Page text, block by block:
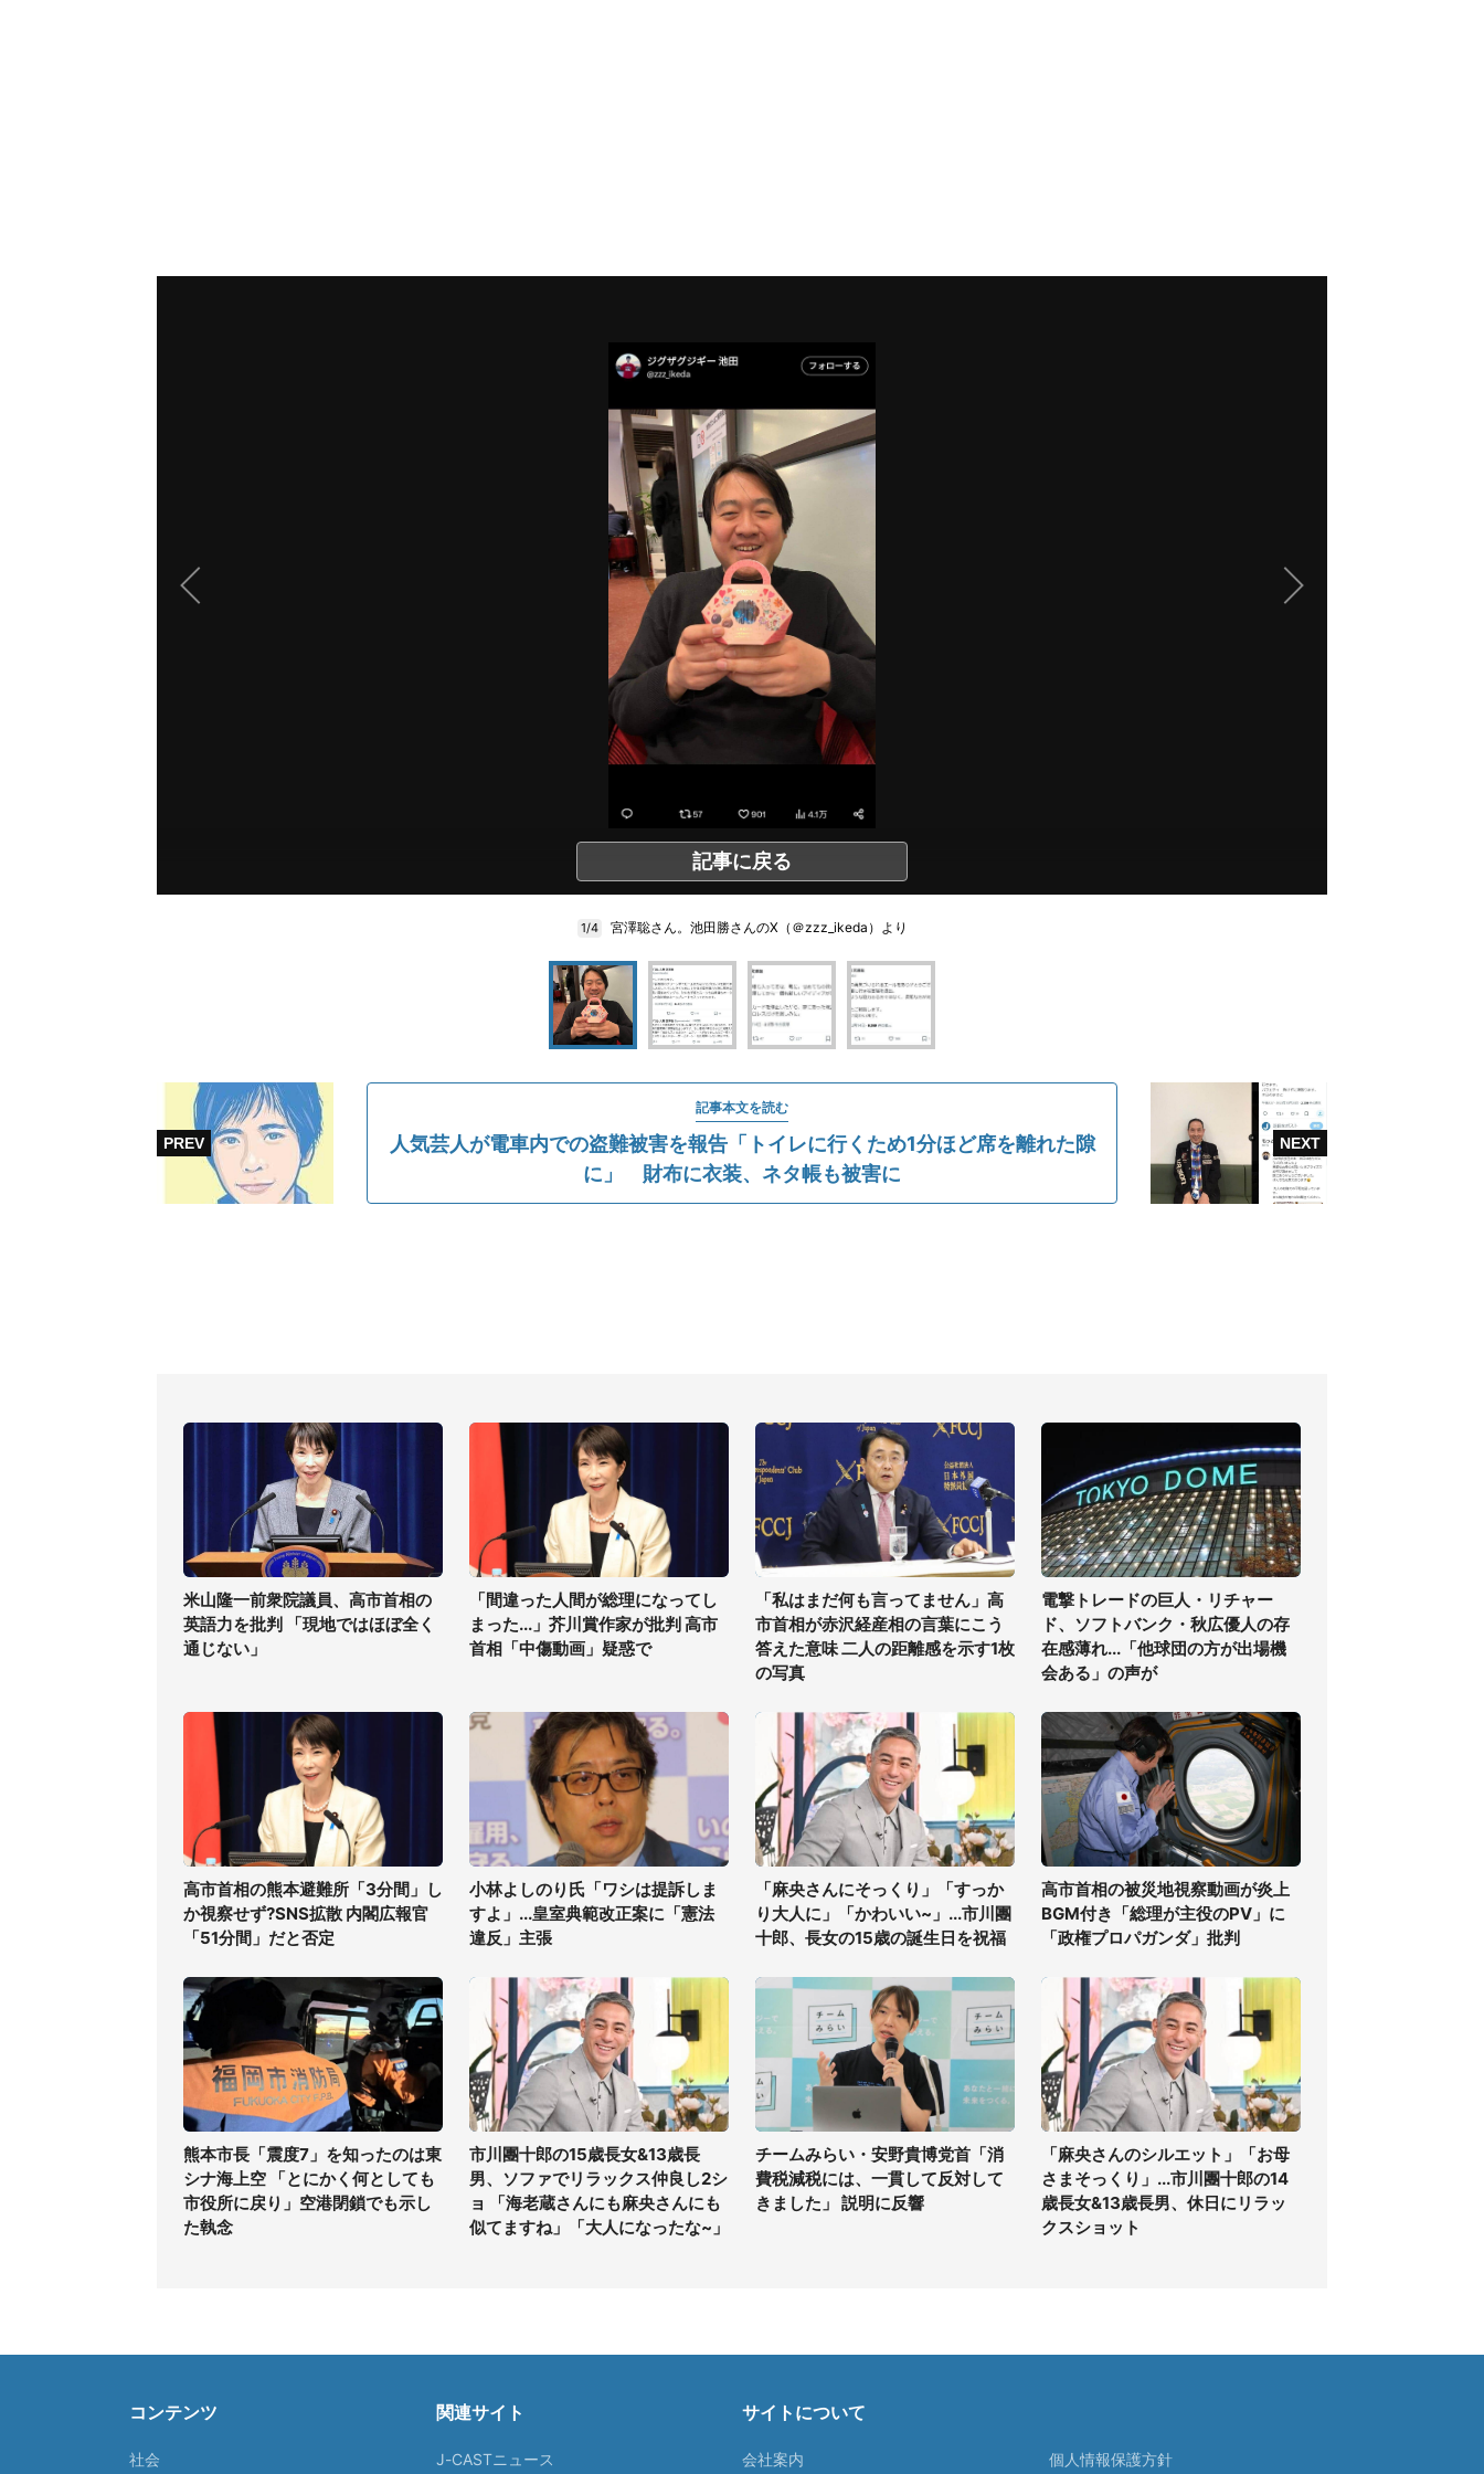
記事に戻る
1/4 宮澤聡さん。池田勝さんのX（＠zzz_ikeda）より
記事本文を読む
人気芸人が電車内での盗難被害を報告「トイレに行くため1分ほど席を離れた隙
に」 財布に衣装、ネタ帳も被害に
米山隆一前衆院議員、高市首相の
英語力を批判 「現地ではほぼ全く
通じない」
「間違った人間が総理になってし
まった...」芥川賞作家が批判 高市
首相「中傷動画」疑惑で
「私はまだ何も言ってません」高
市首相が赤沢経産相の言葉にこう
答えた意味 二人の距離感を示す1枚
の写真
電撃トレードの巨人・リチャー
ド、ソフトバンク・秋広優人の存
在感薄れ...「他球団の方が出場機
会ある」の声が
高市首相の熊本避難所「3分間」し
か視察せず?SNS拡散 内閣広報官
「51分間」だと否定
小林よしのり氏「ワシは提訴しま
すよ」...皇室典範改正案に「憲法
違反」主張
「麻央さんにそっくり」「すっか
り大人に」「かわいい~」...市川團
十郎、長女の15歳の誕生日を祝福
高市首相の被災地視察動画が炎上
BGM付き「総理が主役のPV」に
「政権プロパガンダ」批判
熊本市長「震度7」を知ったのは東
シナ海上空 「とにかく何としても
市役所に戻り」空港閉鎖でも示し
た執念
市川團十郎の15歳長女&13歳長
男、ソファでリラックス仲良し2シ
ョ 「海老蔵さんにも麻央さんにも
似てますね」「大人になったな~」
チームみらい・安野貴博党首「消
費税減税には、一貫して反対して
きました」 説明に反響
「麻央さんのシルエット」「お母
さまそっくり」...市川團十郎の14
歳長女&13歳長男、休日にリラッ
クスショット
コンテンツ
社会
関連サイト
J-CASTニュース
サイトについて
会社案内 個人情報保護方針